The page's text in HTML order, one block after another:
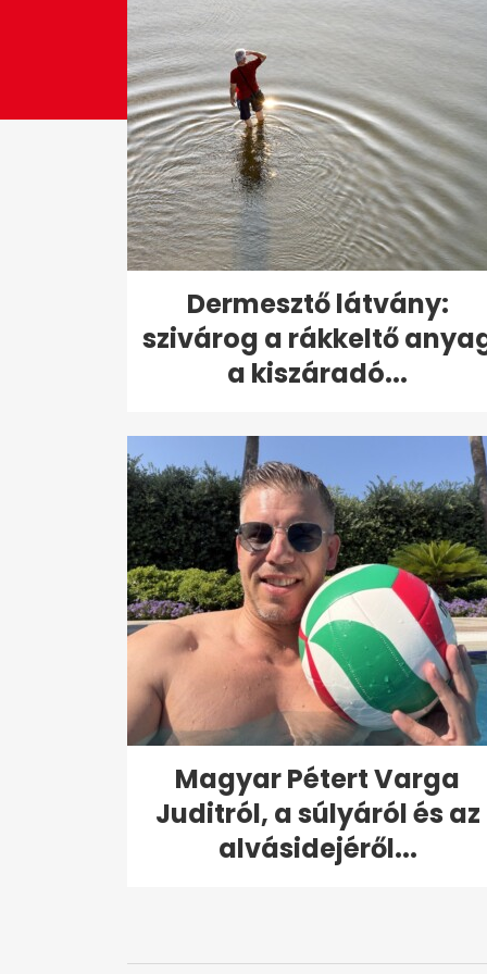
Dermesztő látvány:
szivárog a rákkeltő
a kiszáradó...
Magyar Pétert Varga
Juditról, a súlyáról és az
alvásidejéről...